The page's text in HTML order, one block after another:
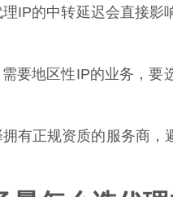
理IP的中转延迟会直接
需要地区性IP的业务，
拥有正规资质的服务商